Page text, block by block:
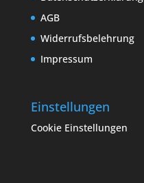
AGB
Widerrufsbelehrung
Impressum
Einstellungen
Cookie Einstellungen